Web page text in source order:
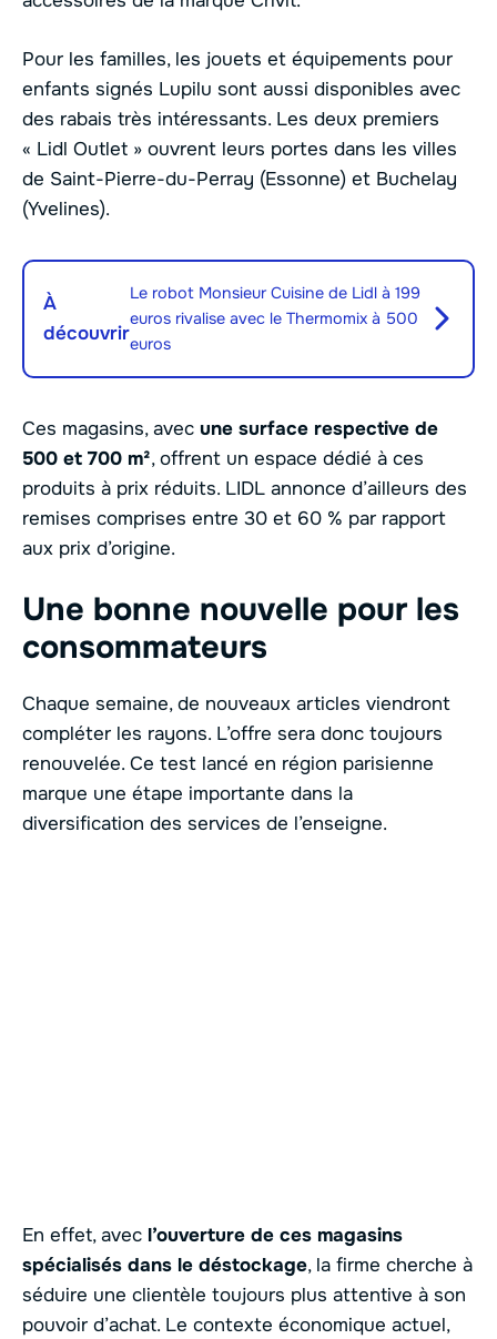
Pour les familles, les jouets et équipements pour
enfants signés Lupilu sont aussi disponibles avec
des rabais très intéressants. Les deux premiers
« Lidl Outlet » ouvrent leurs portes dans les villes
de Saint-Pierre-du-Perray (Essonne) et Buchelay
(Yvelines).
À
découvrir
Le robot Monsieur Cuisine de Lidl à 199
euros rivalise avec le Thermomix à 500
euros
Ces magasins, avec une surface respective de
500 et 700 m², offrent un espace dédié à ces
produits à prix réduits. LIDL annonce d’ailleurs des
remises comprises entre 30 et 60 % par rapport
aux prix d’origine.
Une bonne nouvelle pour les
consommateurs
Chaque semaine, de nouveaux articles viendront
compléter les rayons. L’offre sera donc toujours
renouvelée. Ce test lancé en région parisienne
marque une étape importante dans la
diversification des services de l’enseigne.
En effet, avec l’ouverture de ces magasins
spécialisés dans le déstockage, la firme cherche à
séduire une clientèle toujours plus attentive à son
pouvoir d’achat. Le contexte économique actuel,